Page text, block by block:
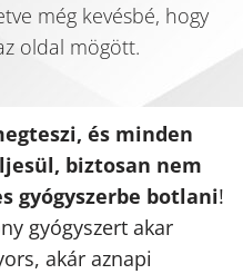
még kevésbé, hogy
oldal mögött.
és minden
biztosan nem
gyógyszerbe botlani!
gyógyszert akar
akár aznapi